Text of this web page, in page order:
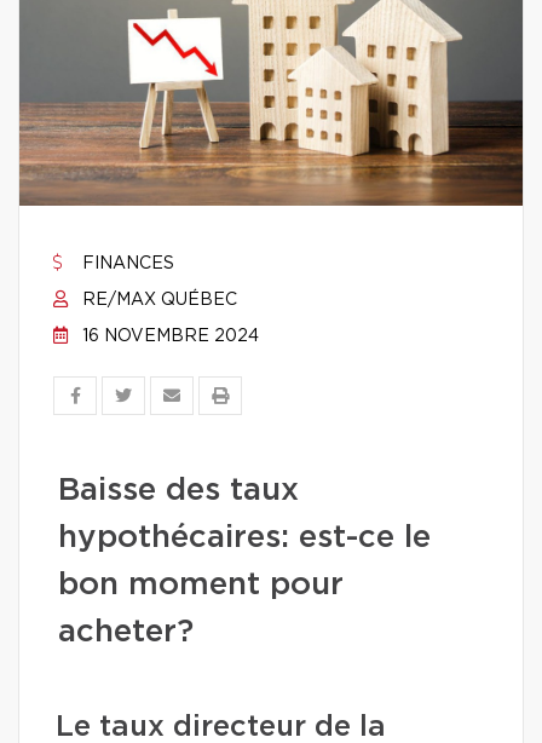
FINANCES
RE/MAX QUÉBEC
16 NOVEMBRE 2024
Baisse des taux
hypothécaires: est-ce le
bon moment pour
acheter?
Le taux directeur de la